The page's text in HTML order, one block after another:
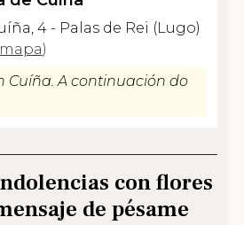
4 - Palas de Rei (Lugo)
)
Cuíña. A continuación do
con flores
de pésame